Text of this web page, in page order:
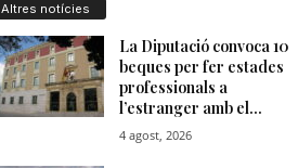
Altres notícies